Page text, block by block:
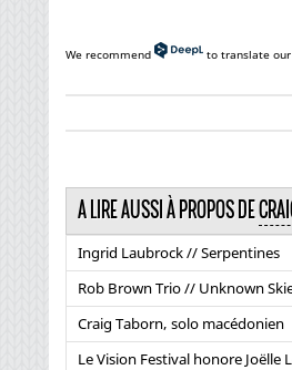
We recommend to translate
A LIRE AUSSI À PROPOS DE
Ingrid Laubrock // Serpentines
Rob Brown Trio // Unknown
Craig Taborn, solo macédonien
Le Vision Festival honore Joëlle